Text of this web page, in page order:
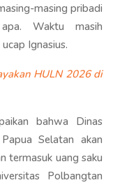
masing pribadi
Waktu masih
Ignasius.
HULN 2026 di
bahwa Dinas
Selatan akan
termasuk uang saku
Polbangtan